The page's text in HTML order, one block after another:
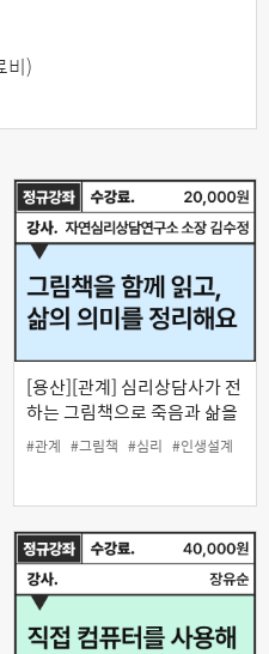
비)
[용산][관계] 심리상담사가 전
하는 그림책으로 죽음과 삶을
느끼다
#관계 #그림책 #심리 #인생설계